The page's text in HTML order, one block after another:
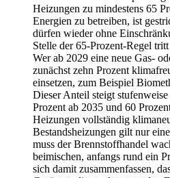
Heizungen zu mindestens 65
Energien zu betreiben, ist
dürfen wieder ohne
Stelle der 65-Prozent-Regel
Wer ab 2029 eine neue Gas-
zunächst zehn Prozent
einsetzen, zum Beispiel
Dieser Anteil steigt
Prozent ab 2035 und 60
Heizungen vollständig
Bestandsheizungen gilt nur
muss der Brennstoffhandel
beimischen, anfangs rund ein
sich damit zusammenfassen,